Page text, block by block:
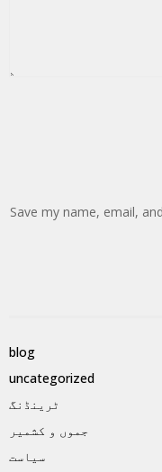
Save my name, email,
blog
uncategorized
ٹرینڈنگ
جموں و کشمیر
سیاست